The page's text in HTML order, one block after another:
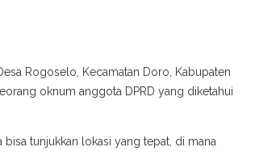
Rogoselo, Kecamatan Doro, Kabupaten
oknum anggota DPRD yang diketahui
tunjukkan lokasi yang tepat, di mana